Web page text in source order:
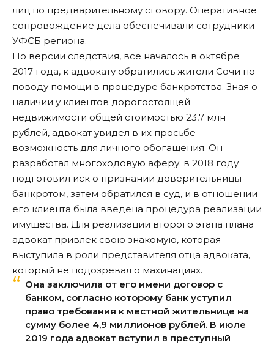
лиц по предварительному сговору. Оперативное
сопровождение дела обеспечивали сотрудники
УФСБ региона.
По версии следствия, всё началось в октябре
2017 года, к адвокату обратились жители Сочи по
поводу помощи в процедуре банкротства. Зная о
наличии у клиентов дорогостоящей
недвижимости общей стоимостью 23,7 млн
рублей, адвокат увидел в их просьбе
возможность для личного обогащения. Он
разработал многоходовую аферу: в 2018 году
подготовил иск о признании доверительницы
банкротом, затем обратился в суд, и в отношении
его клиента была введена процедура реализации
имущества. Для реализации второго этапа плана
адвокат привлек свою знакомую, которая
выступила в роли представителя отца адвоката,
который не подозревал о махинациях.
Она заключила от его имени договор с
банком, согласно которому банк уступил
право требования к местной жительнице на
сумму более 4,9 миллионов рублей. В июле
2019 года адвокат вступил в преступный